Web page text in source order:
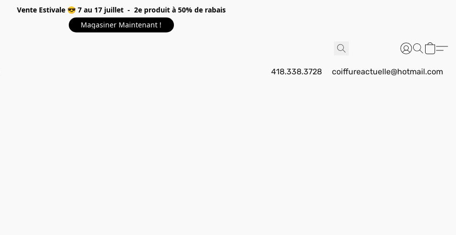
Vente Estivale 😎 7 au 17 juillet - 2e produit à 50% de rabais
Magasiner Maintenant !
418.338.3728 coiffureactuelle@hotmail.com